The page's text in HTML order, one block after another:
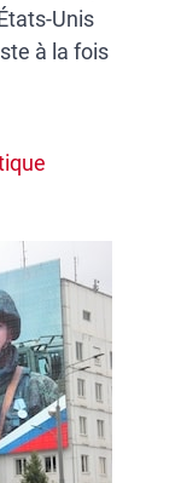
Unis
à la fois